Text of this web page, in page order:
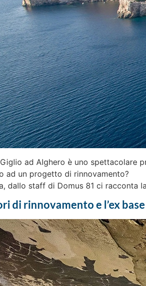
ad Alghero è uno spettacolare
ad un progetto di rinnovamento?
dallo staff di Domus 81 ci racconta
di rinnovamento e l’ex